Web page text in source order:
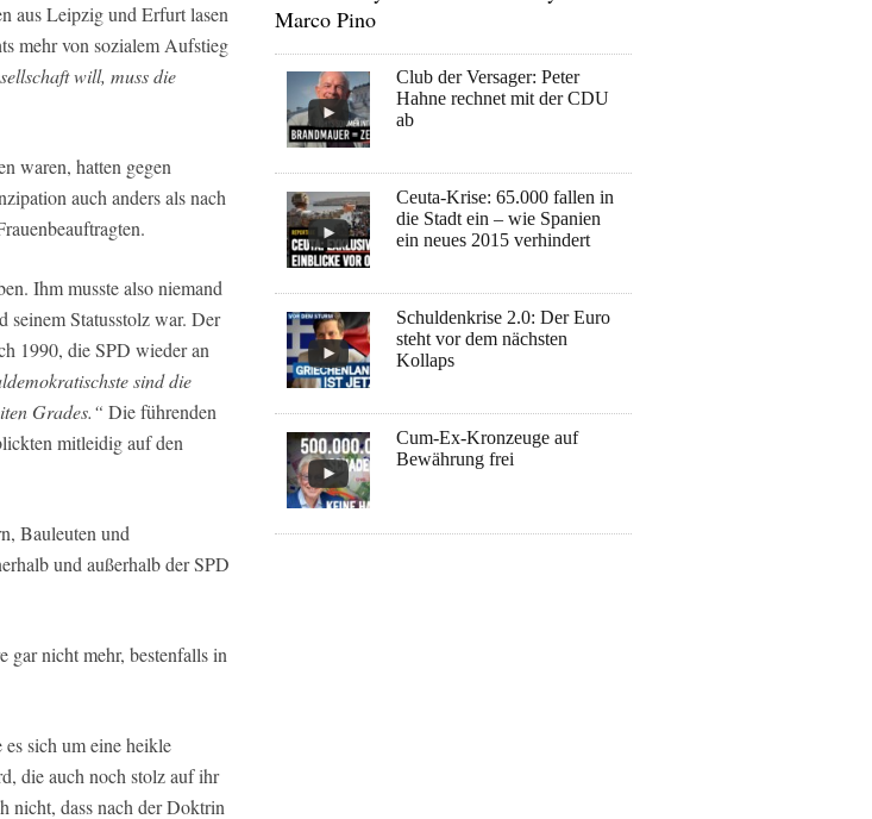
aus Leipzig und Erfurt lasen
mehr von sozialem Aufstieg
will, muss die
waren, hatten gegen
auch anders als nach
Ihm musste also niemand
seinem Statusstolz war. Der
1990, die SPD wieder an
sind die
Grades.“ Die führenden
mitleidig auf den
Bauleuten und
und außerhalb der SPD
gar nicht mehr, bestenfalls in
sich um eine heikle
die auch noch stolz auf ihr
nicht, dass nach der Doktrin
Marco Pino
Club der Versager: Peter
Hahne rechnet mit der CDU
ab
Ceuta-Krise: 65.000 fallen in
die Stadt ein – wie Spanien
ein neues 2015 verhindert
Schuldenkrise 2.0: Der Euro
steht vor dem nächsten
Kollaps
Cum-Ex-Kronzeuge auf
Bewährung frei